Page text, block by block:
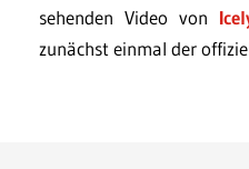
sehenden Video von
zunächst einmal der